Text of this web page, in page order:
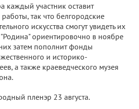
каждый участник оставит
так что белгородские
искусства смогут увидеть их
ориентировочно в ноябре
затем пополнит фонды
и историко-
а также краеведческого музея
пленэр 23 августа.